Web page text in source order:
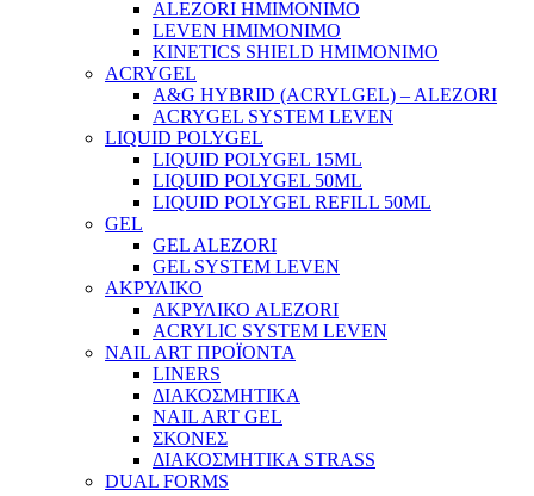
ALEZORI ΗΜΙΜΟΝΙΜΟ
LEVEN ΗΜΙΜΟΝΙΜΟ
KINETICS SHIELD ΗΜΙΜΟΝΙΜΟ
ACRYGEL
A&G HYBRID (ACRYLGEL) – ALEZORI
ACRYGEL SYSTEM LEVEN
LIQUID POLYGEL
LIQUID POLYGEL 15ML
LIQUID POLYGEL 50ML
LIQUID POLYGEL REFILL 50ML
GEL
GEL ALEZORI
GEL SYSTEM LEVEN
ΑΚΡΥΛΙΚΟ
ΑΚΡΥΛΙΚΟ ALEZORI
ACRYLIC SYSTEM LEVEN
NAIL ART ΠΡΟΪΟΝΤΑ
LINERS
ΔΙΑΚΟΣΜΗΤΙΚΑ
NAIL ART GEL
ΣΚΟΝΕΣ
ΔΙΑΚΟΣΜΗΤΙΚΑ STRASS
DUAL FORMS